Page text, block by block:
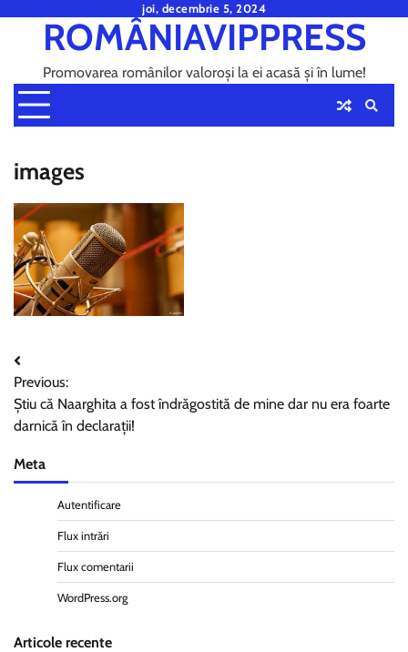
content
joi, decembrie 5, 2024
ROMÂNIAVIPPRESS
Promovarea românilor valoroși la ei acasă și în lume!
images
Navigare
în
articole
Previous:
Știu că Naarghita a fost îndrăgostită de mine dar nu era foarte
darnică în declarații!
Meta
Autentificare
Flux intrări
Flux comentarii
WordPress.org
Articole recente